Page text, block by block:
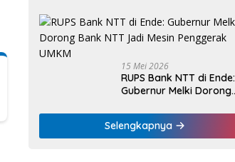
Nelayan Dapat Nafas
Baru
15 Mei 2026
RUPS Bank NTT di Ende:
Gubernur Melki Dorong
Penggerak UMKM
Selengkapnya